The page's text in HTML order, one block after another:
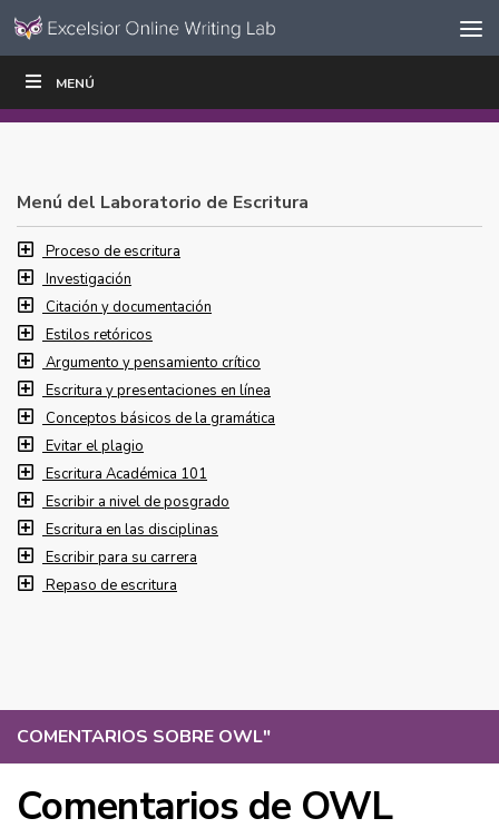
Ir al contenido
navegación
MENÚ
COMENTARIOS SOBRE OWL"
Comentarios de OWL
ESCRIBIR
Menú del Laboratorio de Escritura
Proceso de escritura
Investigación
Citación y documentación
Estilos retóricos
Argumento y pensamiento crítico
Escritura y presentaciones en línea
Conceptos básicos de la gramática
Evitar el plagio
Escritura Académica 101
Escribir a nivel de posgrado
Escritura en las disciplinas
Escribir para su carrera
Repaso de escritura